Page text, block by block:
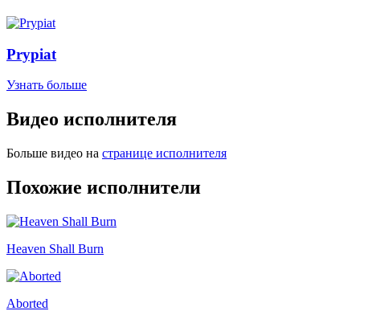
Prypiat
Узнать больше
Видео исполнителя
Больше видео на странице исполнителя
Похожие исполнители
Heaven Shall Burn
Aborted